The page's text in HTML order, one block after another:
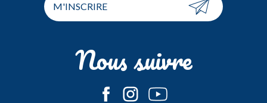
M'INSCRIRE
Nous suivre